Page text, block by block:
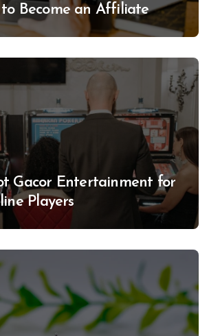
Become an Affiliate
Gacor Entertainment for
Players